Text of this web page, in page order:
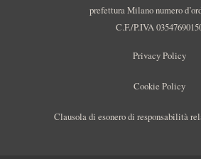
prefettura Milano numero
C.F./P.IVA
Privacy Policy
Cookie Policy
Clausola di esonero di responsabilità